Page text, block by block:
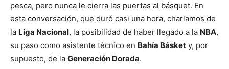
pesca, pero nunca le cierra las puertas al básquet. En
esta conversación, que duró casi una hora, charlamos de
la Liga Nacional, la posibilidad de haber llegado a la NBA,
su paso como asistente técnico en Bahía Básket y, por
supuesto, de la Generación Dorada.